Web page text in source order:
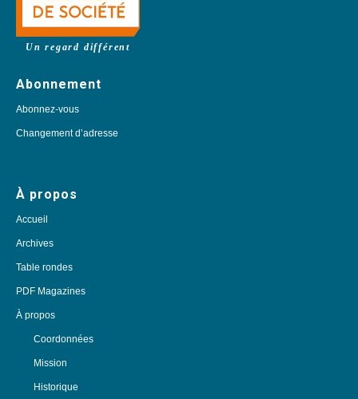
Un regard différent
Abonnement
Abonnez-vous
Changement d’adresse
À propos
Accueil
Archives
Table rondes
PDF Magazines
À propos
Coordonnées
Mission
Historique